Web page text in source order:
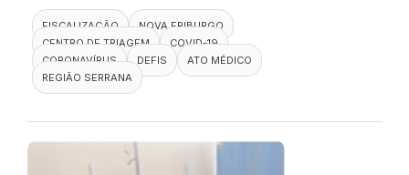
FISCALIZAÇÃO
NOVA FRIBURGO
CENTRO DE TRIAGEM
COVID-19
CORONAVÍRUS
DEFIS
ATO MÉDICO
REGIÃO SERRANA